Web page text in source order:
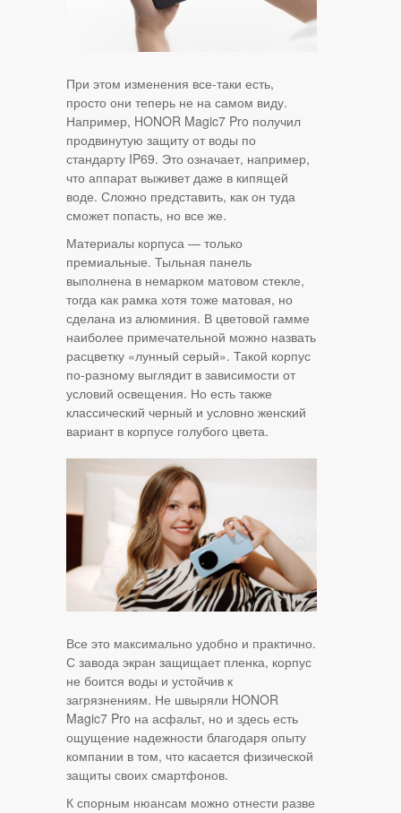
При этом изменения все-таки есть,
просто они теперь не на самом виду.
Например, HONOR Magic7 Pro получил
продвинутую защиту от воды по
стандарту IP69. Это означает, например,
что аппарат выживет даже в кипящей
воде. Сложно представить, как он туда
сможет попасть, но все же.
Материалы корпуса — только
премиальные. Тыльная панель
выполнена в немарком матовом стекле,
тогда как рамка хотя тоже матовая, но
сделана из алюминия. В цветовой гамме
наиболее примечательной можно назвать
расцветку «лунный серый». Такой корпус
по-разному выглядит в зависимости от
условий освещения. Но есть также
классический черный и условно женский
вариант в корпусе голубого цвета.
Все это максимально удобно и практично.
С завода экран защищает пленка, корпус
не боится воды и устойчив к
загрязнениям. Не швыряли HONOR
Magic7 Pro на асфальт, но и здесь есть
ощущение надежности благодаря опыту
компании в том, что касается физической
защиты своих смартфонов.
К спорным нюансам можно отнести разве